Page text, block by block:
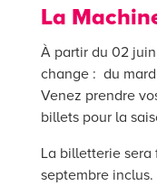
La
À partir du 02
change : du
Venez prendre
billets pour la
La billetterie
septembre inclus.